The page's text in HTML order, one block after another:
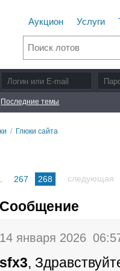
Аукцион Услуги
Последние темы
/ Глюки сайта
267 268 следующая
Сообщение
14 января 2026
sfx3,